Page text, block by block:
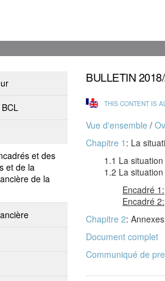
et des
et de la
de la
BULLETIN
THIS CONTENT IS
Vue d'ensemble /
Chapitre 1 : La
1.1 La
1.2 La
Encadré 1:
Encadré 2:
Chapitre 2: Annexes
Document complet
Communiqué de